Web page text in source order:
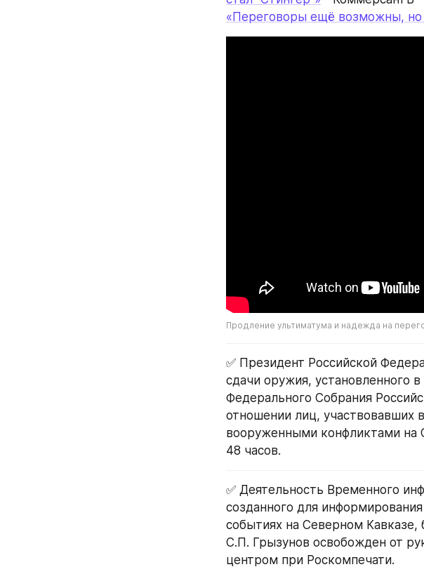
«Переговоры ещё возможны,
Продление ультиматума и надежда на
✅ Президент Российской
сдачи оружия, установленного
Федерального Собрания
отношении лиц, участвовавших
вооруженными конфликтами на
48 часов.
✅ Деятельность Временного
созданного для
событиях на Северном Кавказе,
C.П. Грызунов освобожден от
центром при Роскомпечати.